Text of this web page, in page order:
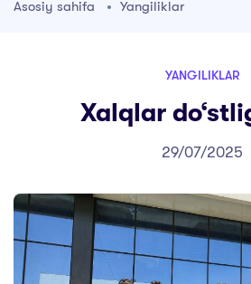
Asosiy sahifa Yangiliklar
YANGILIKLAR
Xalqlar
29/07/2025